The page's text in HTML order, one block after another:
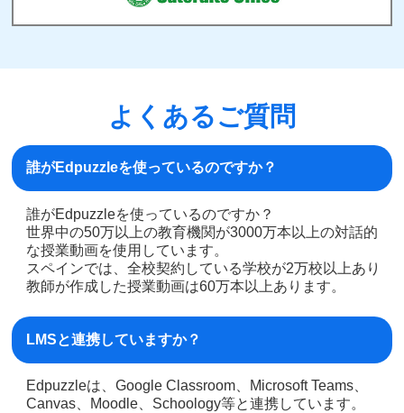
よくあるご質問
誰がEdpuzzleを使っているのですか？
誰がEdpuzzleを使っているのですか？
世界中の50万以上の教育機関が3000万本以上の対話的
な授業動画を使用しています。
スペインでは、全校契約している学校が2万校以上あり
教師が作成した授業動画は60万本以上あります。
LMSと連携していますか？
Edpuzzleは、Google Classroom、Microsoft Teams、
Canvas、Moodle、Schoology等と連携しています。